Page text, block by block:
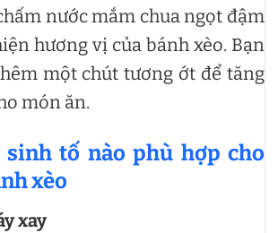
nước mắm chua ngọt đậm
hương vị của bánh xèo. Bạn
một chút tương ớt để tăng
món ăn.
sinh tố nào phù hợp cho
xèo
xay